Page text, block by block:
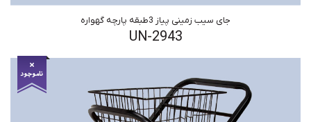
جای سیب زمینی پیاز 3طبقه پارچه گهواره
UN-2943